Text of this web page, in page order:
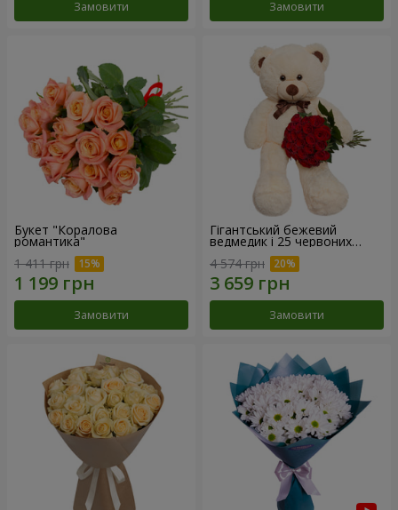
Замовити Замовити
Букет "Коралова
романтика"
1 411 грн
Замовити
Гігантський бежевий
ведмедик і 25 червоних
троянд
4 574 грн
Замовити